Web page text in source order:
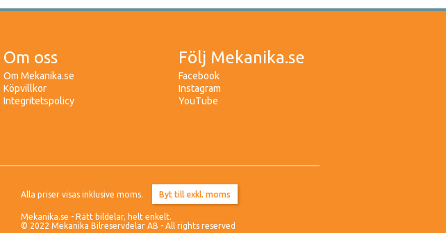
Om oss
Om Mekanika.se
Köpvillkor
Integritetspolicy
Följ Mekanika.se
Facebook
Instagram
YouTube
Alla priser visas inklusive moms.
Mekanika.se - Rätt bildelar, helt enkelt.
© 2022 Mekanika Bilreservdelar AB - All rights reserved